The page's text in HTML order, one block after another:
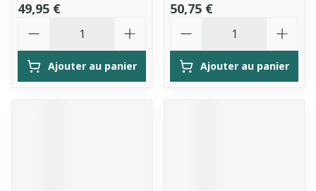
49,95 €
Ajouter au panier
50,75 €
Ajouter au panier